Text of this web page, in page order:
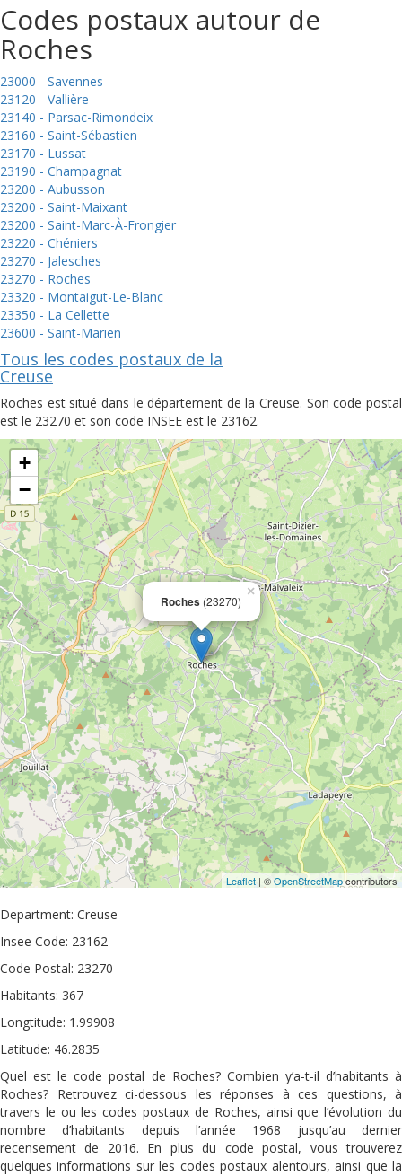
Codes postaux autour de
Roches
23000 - Savennes
23120 - Vallière
23140 - Parsac-Rimondeix
23160 - Saint-Sébastien
23170 - Lussat
23190 - Champagnat
23200 - Aubusson
23200 - Saint-Maixant
23200 - Saint-Marc-À-Frongier
23220 - Chéniers
23270 - Jalesches
23270 - Roches
23320 - Montaigut-Le-Blanc
23350 - La Cellette
23600 - Saint-Marien
Tous les codes postaux de la
Creuse
Roches est situé dans le département de la Creuse. Son code postal
est le 23270 et son code INSEE est le 23162.
Roches (23270)
×
+
−
Leaflet | ©OpenStreetMapcontributors
Department: Creuse
Insee Code: 23162
Code Postal: 23270
Habitants: 367
Longtitude: 1.99908
Latitude: 46.2835
Quel est le code postal de Roches? Combien y’a-t-il d’habitants à
Roches? Retrouvez ci-dessous les réponses à ces questions, à
travers le ou les codes postaux de Roches, ainsi que l’évolution du
nombre d’habitants depuis l’année 1968 jusqu’au dernier
recensement de 2016. En plus du code postal, vous trouverez
quelques informations sur les codes postaux alentours, ainsi que la